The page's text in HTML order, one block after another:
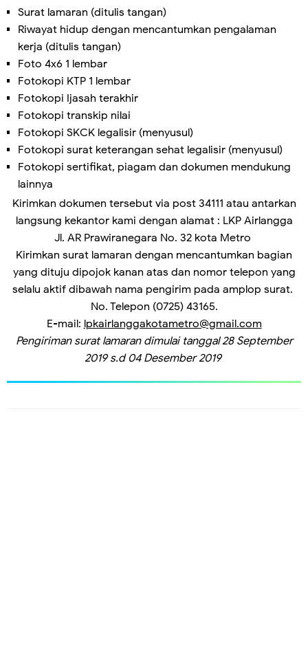
Surat lamaran (ditulis tangan)
Riwayat hidup dengan mencantumkan pengalaman
kerja (ditulis tangan)
Foto 4x6 1 lembar
Fotokopi KTP 1 lembar
Fotokopi Ijasah terakhir
Fotokopi transkip nilai
Fotokopi SKCK legalisir (menyusul)
Fotokopi surat keterangan sehat legalisir (menyusul)
Fotokopi sertifikat, piagam dan dokumen mendukung
lainnya
Kirimkan dokumen tersebut via post 34111 atau antarkan
langsung kekantor kami dengan alamat : LKP Airlangga
Jl. AR Prawiranegara No. 32 kota Metro
Kirimkan surat lamaran dengan mencantumkan bagian
yang dituju dipojok kanan atas dan nomor telepon yang
selalu aktif dibawah nama pengirim pada amplop surat.
No. Telepon (0725) 43165.
E-mail: lpkairlanggakotametro@gmail.com
Pengiriman surat lamaran dimulai tanggal 28 September
2019 s.d 04 Desember 2019